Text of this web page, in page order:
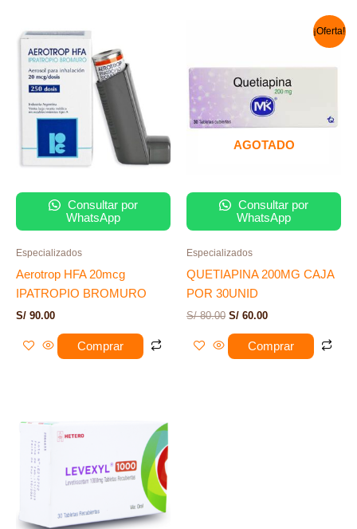
Consultar por
WhatsApp
Especializados
Aerotrop HFA 20mcg
IPATROPIO BROMURO
S/ 90.00
Comprar
¡Oferta!
AGOTADO
Consultar por
WhatsApp
Especializados
QUETIAPINA 200MG CAJA
POR 30UNID
S/80.00
era:
S/ 80.00.
S/ 60.00
es:
S/ 60.00.
Comprar